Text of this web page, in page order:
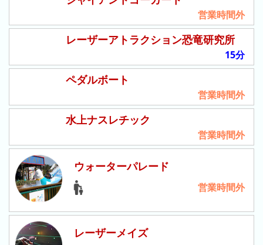
マ
ン
景
島
シ
ー
パ
ラ
ダ
営業時間外
レーザーアトラクション恐竜研究所
15分
ペダルボート
営業時間外
水上ナスレチック
営業時間外
ウォーターパレード
営業時間外
レーザーメイズ